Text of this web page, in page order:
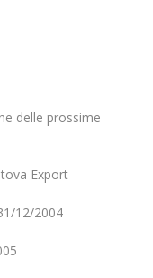
delle prossime
Export
12/2004